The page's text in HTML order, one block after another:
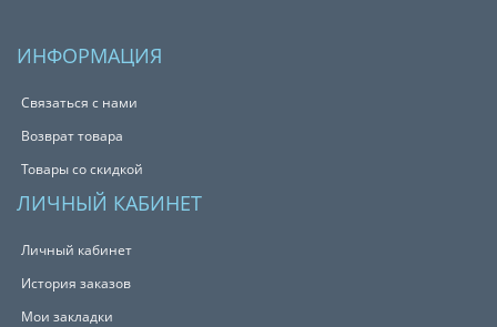
ИНФОРМАЦИЯ
Связаться с нами
Возврат товара
Товары со скидкой
ЛИЧНЫЙ КАБИНЕТ
Личный кабинет
История заказов
Мои закладки